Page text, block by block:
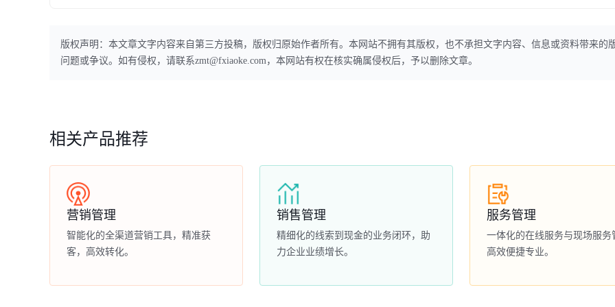
版权声明：本文章文字内容来自第三方投稿，版权归原始作者所有。本网站不拥有其版权，也不承担文字内容、信息或资料带来的
问题或争议。如有侵权，请联系zmt@fxiaoke.com，本网站有权在核实确属侵权后，予以删除文章。
相关产品推荐
营销管理
智能化的全渠道营销工具，精准获
客，高效转化。
销售管理
精细化的线索到现金的业务闭环，助
力企业业绩增长。
服务管理
一体化的在线服务与现场服务
高效便捷专业。